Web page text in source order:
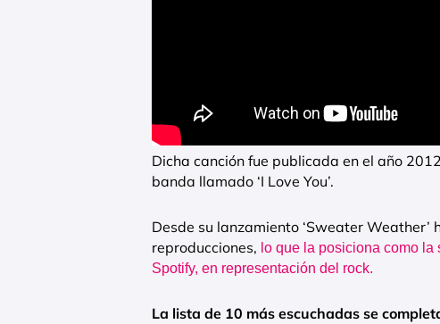
Dicha canción fue publicada en el año
banda llamado ‘I Love You’.
Desde su lanzamiento ‘Sweater
reproducciones, lo que la posiciona como
Spotify, en representación del rock.
La lista de 10 más escuchadas se